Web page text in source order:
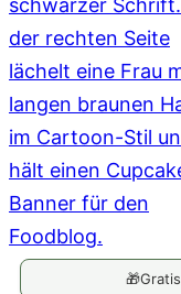
🎁Gratis